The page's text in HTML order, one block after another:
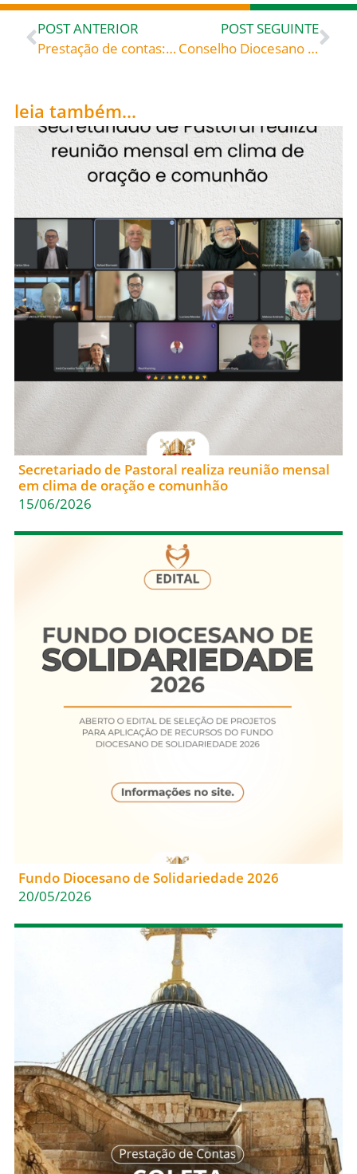
POST ANTERIOR
Prestação de contas: coleta da solidariedade Rio Grande do Sul
POST SEGUINTE
Conselho Diocesano de Pastoral reflete sobre a oração – Publicação do Jornal Médio Vale, Timbó, edição de 16 de julho de 2024 – Confira
leia também...
Secretariado de Pastoral realiza reunião mensal
em clima de oração e comunhão
15/06/2026
Fundo Diocesano de Solidariedade 2026
20/05/2026